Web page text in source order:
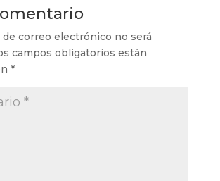
correo electrónico no será
campos obligatorios están
*